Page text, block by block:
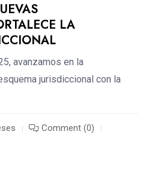
LA
avanzamos en la
jurisdiccional con la
Comment (0)